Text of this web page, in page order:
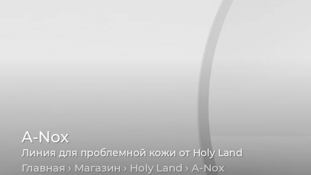
A-Nox
Линия для проблемной кожи от Holy Land
Главная › Магазин › Holy Land › A-Nox